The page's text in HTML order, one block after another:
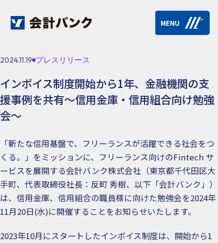
MENU
2024.11.19 プレスリリース
インボイス制度開始から1年、金融機関の支
援事例を共有～信用金庫・信用組合向け勉強
会～
「新たな信用基盤で、フリーランスが活躍できる社会をつ
くる。」をミッションに、フリーランス向けのFintech サ
ービスを展開する会計バンク株式会社（東京都千代田区大
手町、代表取締役社長：反町 秀樹、以下「会計バンク」）
は、信用金庫、信用組合の職員様に向けた勉強会を2024年
11月20日(水)に開催することをお知らせいたします。
2023年10月にスタートしたインボイス制度は、開始から1